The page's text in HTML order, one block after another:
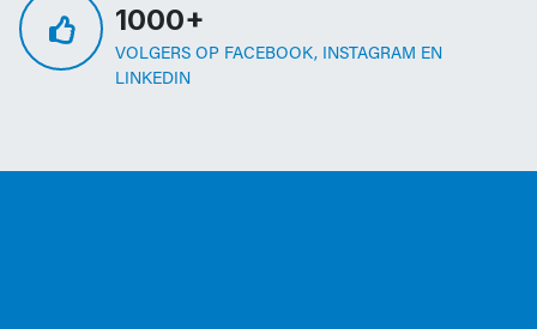
1000+
VOLGERS OP FACEBOOK, INSTAGRAM EN
LINKEDIN